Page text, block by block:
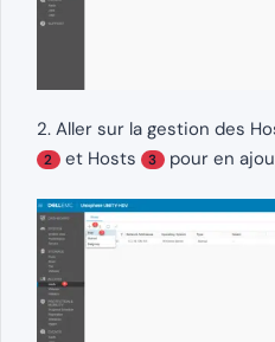
2. Aller sur la gestion des
2 et Hosts 3 pour en